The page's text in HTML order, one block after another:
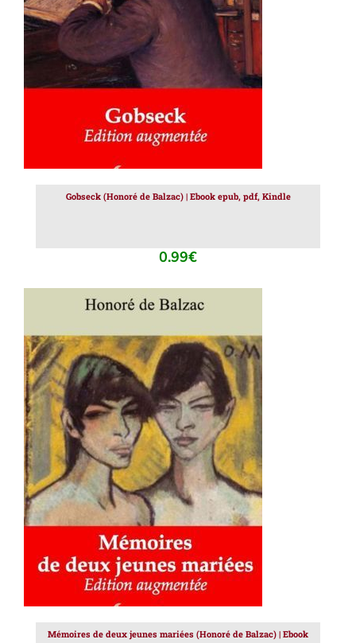
AJOUTER AU PANIER / DÉTAILS
Gobseck (Honoré de Balzac) | Ebook epub, pdf, Kindle
0.99€
AJOUTER AU PANIER / DÉTAILS
Mémoires de deux jeunes mariées (Honoré de Balzac) | Ebook